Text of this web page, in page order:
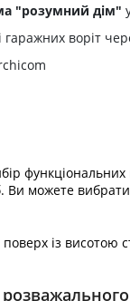
"розумний дім"
гаражних воріт
Ви можете
із